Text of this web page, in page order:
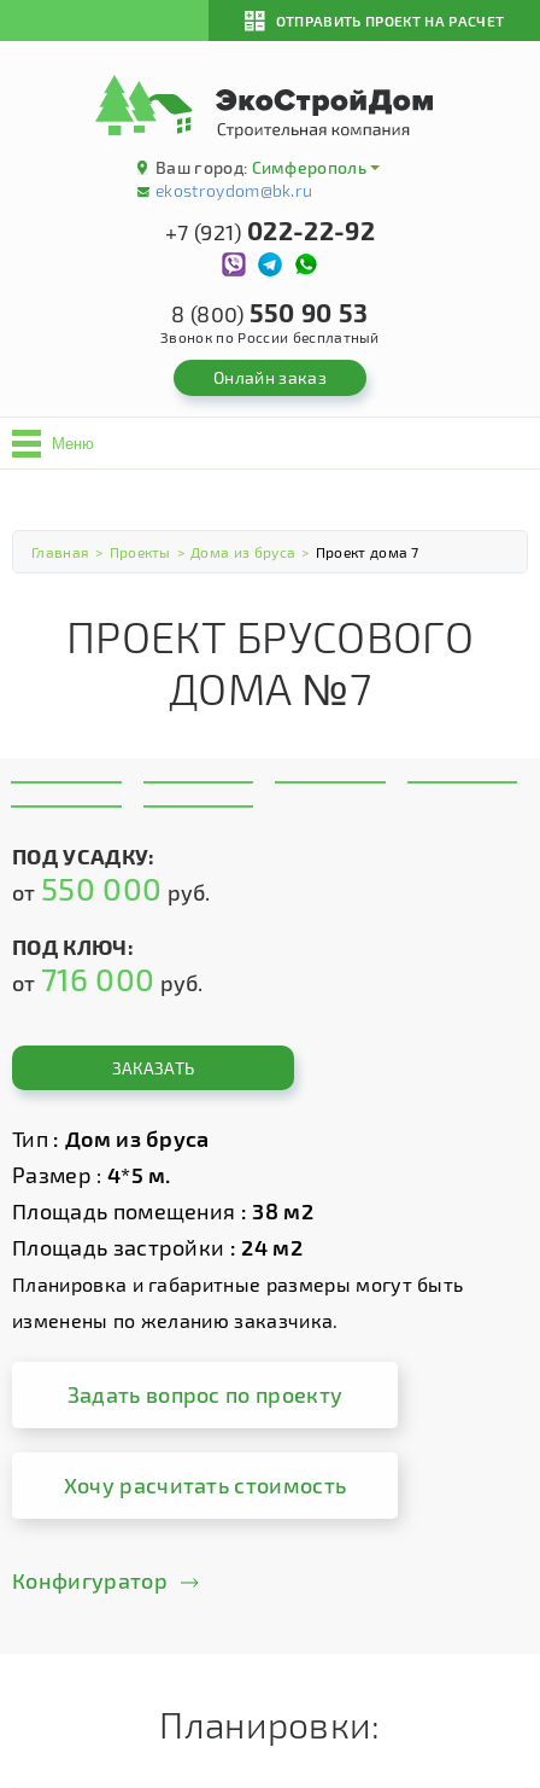
ОТПРАВИТЬ ПРОЕКТ НА РАСЧЕТ
Ваш город: Симферополь
ekostroydom@bk.ru
+7 (921) 022-22-92
8 (800) 550 90 53
Звонок по России бесплатный
Онлайн заказ
Меню
Главная > Проекты > Дома из бруса > Проект дома 7
ПРОЕКТ БРУСОВОГО
ДОМА №7
ПОД УСАДКУ:
от 550 000 руб.
ПОД КЛЮЧ:
от 716 000 руб.
ЗАКАЗАТЬ
Тип : Дом из бруса
Размер : 4*5 м.
Площадь помещения : 38 м2
Площадь застройки : 24 м2
Планировка и габаритные размеры могут быть
изменены по желанию заказчика.
Задать вопрос по проекту
Хочу расчитать стоимость
Конфигуратор
Планировки: